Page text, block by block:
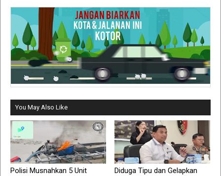
You May Also Like
Polisi Musnahkan 5 Unit
Diduga Tipu dan Gelapkan